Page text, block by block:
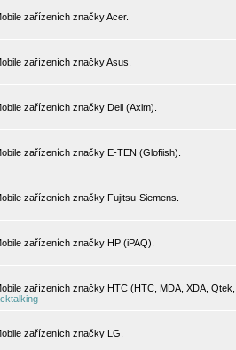
zařízeních značky Acer.
zařízeních značky Asus.
zařízeních značky Dell (Axim).
zařízeních značky E-TEN (Glofiish).
zařízeních značky Fujitsu-Siemens.
zařízeních značky HP (iPAQ).
zařízeních značky HTC (HTC, MDA, XDA,
zařízeních značky LG.